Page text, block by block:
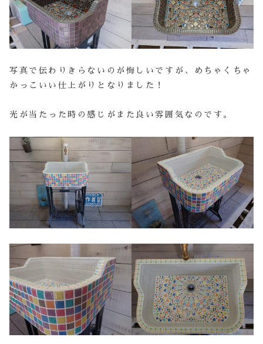
写真で伝わりきらないのが悔しいですが、めちゃくちゃ
かっこいい仕上がりとなりました！
光が当たった時の感じがまた良い雰囲気なのです。